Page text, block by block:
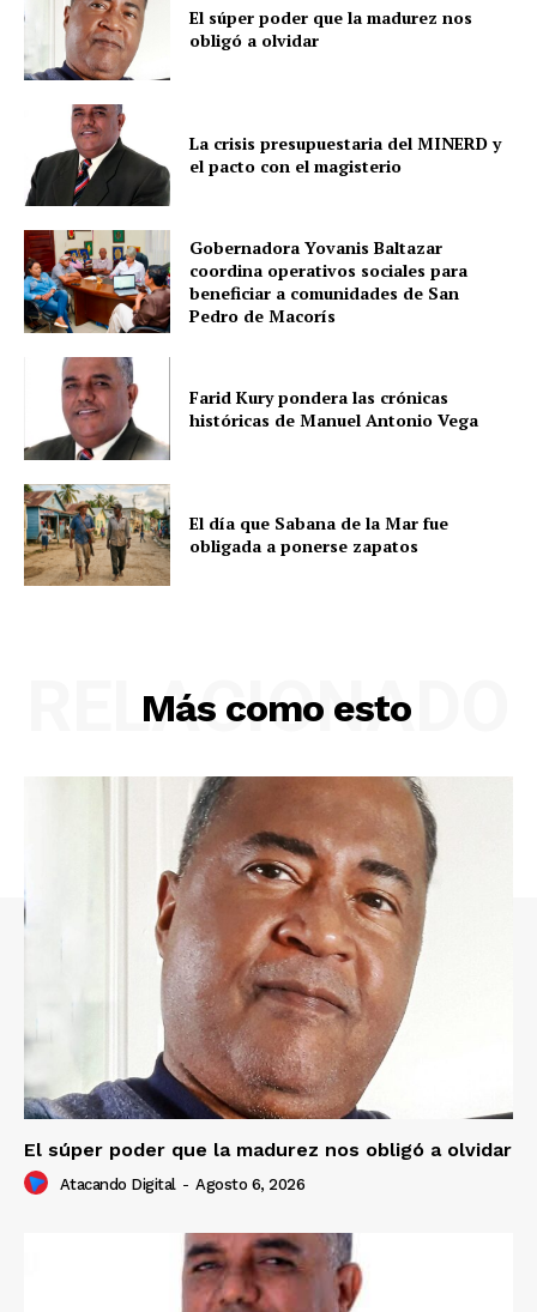
El súper poder que la madurez nos
obligó a olvidar
La crisis presupuestaria del MINERD y
el pacto con el magisterio
Gobernadora Yovanis Baltazar
coordina operativos sociales para
beneficiar a comunidades de San
Pedro de Macorís
Farid Kury pondera las crónicas
históricas de Manuel Antonio Vega
El día que Sabana de la Mar fue
obligada a ponerse zapatos
Más como esto
RELACIONADO
El súper poder que la madurez nos obligó a olvidar
Atacando Digital - Agosto 6, 2026